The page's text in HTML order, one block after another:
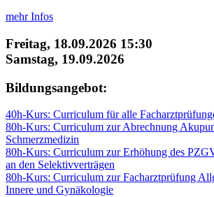
mehr Infos
Freitag, 18.09.2026 15:30
Samstag, 19.09.2026
Bildungsangebot:
40h-Kurs: Curriculum für alle
80h-Kurs: Curriculum zur Abrechnung
Schmerzmedizin
80h-Kurs: Curriculum zur Erhöhung des
an den Selektivverträgen
80h-Kurs: Curriculum zur Facharztprüfung
Innere und Gynäkologie